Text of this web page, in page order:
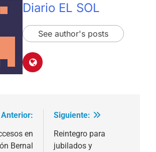
Diario EL SOL
See author's posts
Anterior:
en
Bernal
Siguiente:
Reintegro para
jubilados y